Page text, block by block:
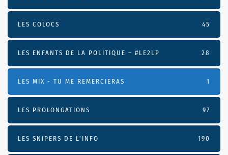
LES COLOCS 45
LES ENFANTS DE LA POLITIQUE – #LE2LP 28
LES MIX - TU ME REMERCIERAS 1
LES PROLONGATIONS 97
LES SNIPERS DE L’INFO 190